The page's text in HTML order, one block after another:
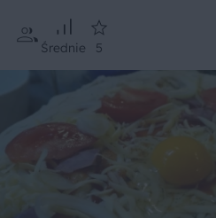
Średnie 5